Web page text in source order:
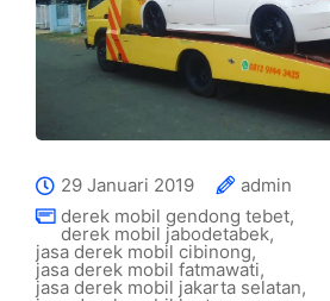
29 Januari 2019
admin
derek mobil gendong tebet,
derek mobil jabodetabek,
jasa derek mobil cibinong,
jasa derek mobil fatmawati,
jasa derek mobil jakarta selatan,